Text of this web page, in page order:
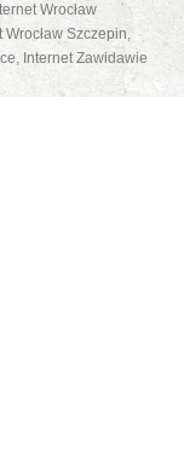
Wrocław
Wrocław Szczepin,
, Internet Zawidawie